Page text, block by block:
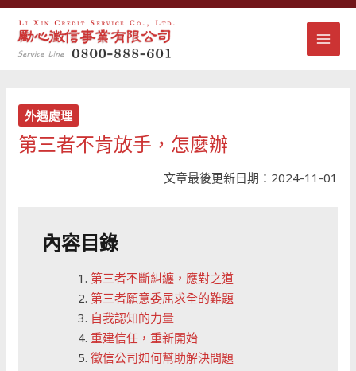
跳
外遇處理
第三者不肯放手，怎麼辦
文章最後更新日期：2024-11-01
內容目錄
第三者不斷糾纏，應對之道
第三者願意委屈求全的難題
自我認知的力量
重建信任，重新開始
徵信公司如何幫助解決問題